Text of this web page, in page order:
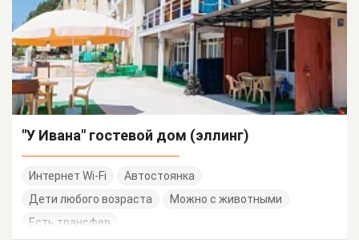
"У Ивана" гостевой дом (эллинг)
Интернет Wi-Fi
Автостоянка
Дети любого возраста
Можно с животными
Есть трансфер